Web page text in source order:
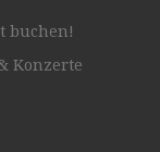
buchen!
Konzerte